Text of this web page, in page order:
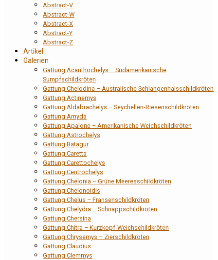
Abstract-V
Abstract-W
Abstract-X
Abstract-Y
Abstract-Z
Artikel
Galerien
Gattung Acanthochelys – Südamerikanische
Sumpfschildkröten
Gattung Chelodina – Australische Schlangenhalsschildkröten
Gattung Actinemys
Gattung Aldabrachelys – Seychellen-Riesenschildkröten
Gattung Amyda
Gattung Apalone – Amerikanische Weichschildkröten
Gattung Astrochelys
Gattung Batagur
Gattung Caretta
Gattung Carettochelys
Gattung Centrochelys
Gattung Chelonia – Grüne Meeresschildkröten
Gattung Chelonoidis
Gattung Chelus – Fransenschildkröten
Gattung Chelydra – Schnappschildkröten
Gattung Chersina
Gattung Chitra – Kurzkopf-Weichschildkröten
Gattung Chrysemys – Zierschildkröten
Gattung Claudius
Gattung Clemmys